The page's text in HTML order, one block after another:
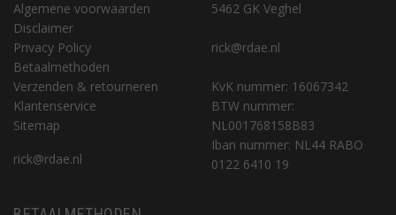
Algemene voorwaarden
Disclaimer
Privacy Policy
Betaalmethoden
Verzenden & retourneren
Klantenservice
Sitemap
rick@rdae.nl
5462 GK Veghel
rick@rdae.nl
KvK nummer: 16067342
BTW nummer:
NL001768158B83
Iban nummer: NL44 RABO
0122 6410 19